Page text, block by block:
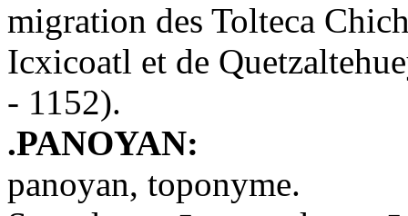
migration des Tolteca
Icxicoatl et de
- 1152).
.PANOYAN:
panoyan, toponyme.